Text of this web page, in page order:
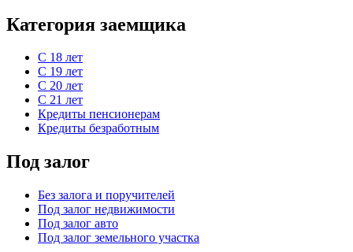
Категория заемщика
С 18 лет
С 19 лет
С 20 лет
С 21 лет
Кредиты пенсионерам
Кредиты безработным
Под залог
Без залога и поручителей
Под залог недвижимости
Под залог авто
Под залог земельного участка